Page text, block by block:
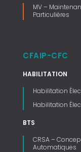
MV –
Particulières
CFAIP-CFC
HABILITATION
Habilitation
Habilitation
BTS
CRSA –
Automatiques